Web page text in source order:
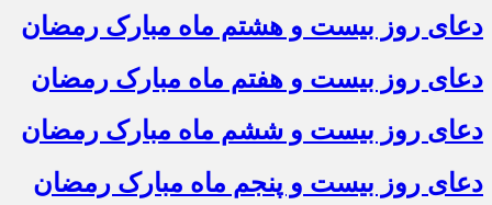
دعای روز بیست و هشتم ماه مبارک رمضان
دعای روز بیست و هفتم ماه مبارک رمضان
دعای روز بیست و ششم ماه مبارک رمضان
دعای روز بیست و پنجم ماه مبارک رمضان